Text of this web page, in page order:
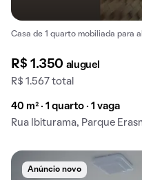
Casa de 1 quarto mobiliada para
R$ 1.350 aluguel
R$ 1.567 total
40 m² · 1 quarto · 1 vaga
Rua Ibiturama, Parque
Anúncio novo